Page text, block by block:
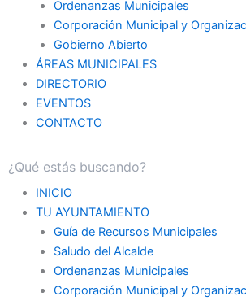
Ordenanzas Municipales
Corporación Municipal y
Gobierno Abierto
ÁREAS MUNICIPALES
DIRECTORIO
EVENTOS
CONTACTO
INICIO
TU AYUNTAMIENTO
Guía de Recursos Municipales
Saludo del Alcalde
Ordenanzas Municipales
Corporación Municipal y